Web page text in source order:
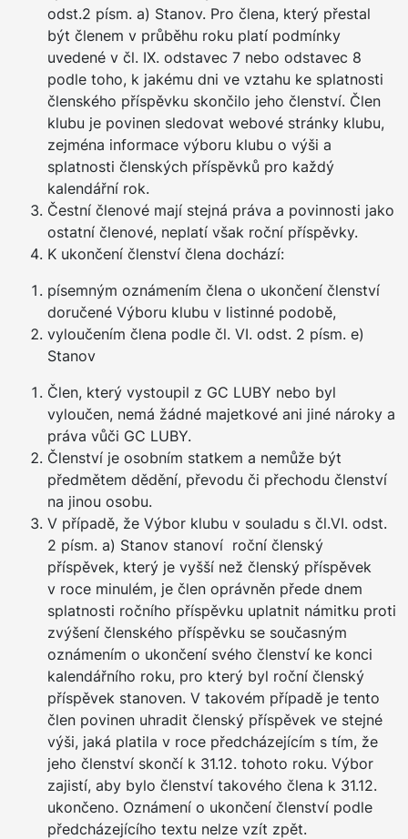
odst.2 písm. a) Stanov. Pro člena, který přestal
být členem v průběhu roku platí podmínky
uvedené v čl. IX. odstavec 7 nebo odstavec 8
podle toho, k jakému dni ve vztahu ke splatnosti
členského příspěvku skončilo jeho členství. Člen
klubu je povinen sledovat webové stránky klubu,
zejména informace výboru klubu o výši a
splatnosti členských příspěvků pro každý
kalendářní rok.
Čestní členové mají stejná práva a povinnosti jako
ostatní členové, neplatí však roční příspěvky.
K ukončení členství člena dochází:
písemným oznámením člena o ukončení členství
doručené Výboru klubu v listinné podobě,
vyloučením člena podle čl. VI. odst. 2 písm. e)
Stanov
Člen, který vystoupil z GC LUBY nebo byl
vyloučen, nemá žádné majetkové ani jiné nároky a
práva vůči GC LUBY.
Členství je osobním statkem a nemůže být
předmětem dědění, převodu či přechodu členství
na jinou osobu.
V případě, že Výbor klubu v souladu s čl.VI. odst.
2 písm. a) Stanov stanoví roční členský
příspěvek, který je vyšší než členský příspěvek
v roce minulém, je člen oprávněn přede dnem
splatnosti ročního příspěvku uplatnit námitku proti
zvýšení členského příspěvku se současným
oznámením o ukončení svého členství ke konci
kalendářního roku, pro který byl roční členský
příspěvek stanoven. V takovém případě je tento
člen povinen uhradit členský příspěvek ve stejné
výši, jaká platila v roce předcházejícím s tím, že
jeho členství skončí k 31.12. tohoto roku. Výbor
zajistí, aby bylo členství takového člena k 31.12.
ukončeno. Oznámení o ukončení členství podle
předcházejícího textu nelze vzít zpět.